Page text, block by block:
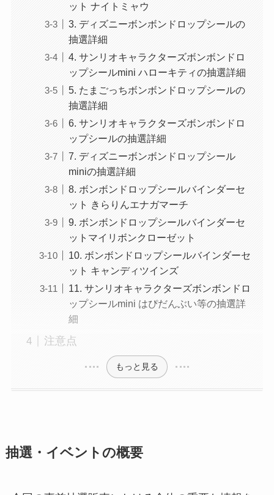
ット ナイトミャウ
3. ディズニーボンボンドロップシールの
抽選詳細
4. サンリオキャラクターズボンボンドロ
ップシールmini ハローキティの抽選詳細
5. たまごっちボンボンドロップシールの
抽選詳細
6. サンリオキャラクターズボンボンドロ
ップシールの抽選詳細
7. ディズニーボンボンドロップシール
miniの抽選詳細
8. ボンボンドロップシールバインダーセ
ット きらりんエナガマーチ
9. ボンボンドロップシールバインダーセ
ットマイリボンクローゼット
10. ボンボンドロップシールバインダーセ
ット キャンディツインズ
11. サンリオキャラクターズボンボンドロ
ップシールmini はぴだんぶい等の抽選詳
細
注意点
もっと見る
抽選・イベントの概要